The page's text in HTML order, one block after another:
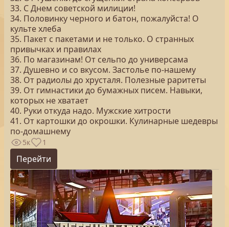
33. С Днем советской милиции!
34. Половинку черного и батон, пожалуйста! О
культе хлеба
35. Пакет с пакетами и не только. О странных
привычках и правилах
36. По магазинам! От сельпо до универсама
37. Душевно и со вкусом. Застолье по-нашему
38. От радиолы до хрусталя. Полезные раритеты
39. От гимнастики до бумажных писем. Навыки,
которых не хватает
40. Руки откуда надо. Мужские хитрости
41. От картошки до окрошки. Кулинарные шедевры
по-домашнему
5к 1
Перейти